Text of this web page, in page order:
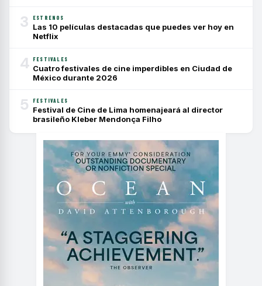
3 ESTRENOS
Las 10 películas destacadas que puedes ver hoy en
Netflix
4 FESTIVALES
Cuatro festivales de cine imperdibles en Ciudad de
México durante 2026
5 FESTIVALES
Festival de Cine de Lima homenajeará al director
brasileño Kleber Mendonça Filho